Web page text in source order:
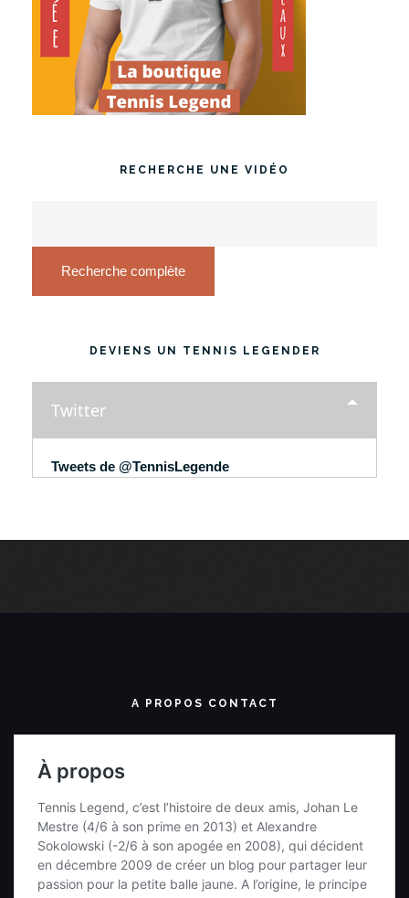
RECHERCHE UNE VIDÉO
Recherche complète
DEVIENS UN TENNIS LEGENDER
Twitter
Tweets de @TennisLegende
A PROPOS CONTACT